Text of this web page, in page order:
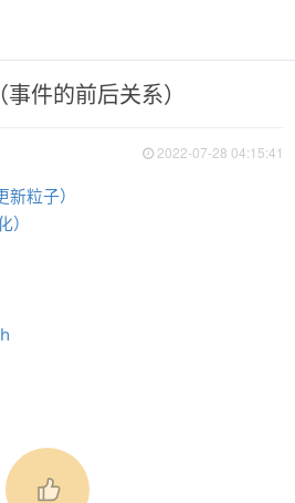
件的前后关系）
2022-07-28 04:15:41
粒子）